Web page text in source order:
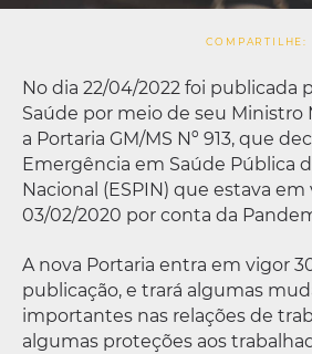
COMPARTILHE:
No dia 22/04/2022 foi publicada
Saúde por meio de seu Ministro
a Portaria GM/MS Nº 913, que
Emergência em Saúde Pública
Nacional (ESPIN) que estava
03/02/2020 por conta da
A nova Portaria entra em vigor
publicação, e trará algumas
importantes nas relações de
algumas proteções aos